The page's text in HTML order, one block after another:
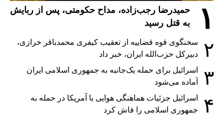
۱
حمیدرضا رجب‌زاده، مداح حکومتی، پس از ربایش
به قتل رسید
۲
سخنگوی قوه قضاییه از تعقیب کیفری محمدباقر خرازی،
دبیر‌کل حزب‌الله ایران، خبر داد
۳
اسرائیل برای حمله یک‌جانبه به جمهوری اسلامی ایران
آماده می‌شود
۴
اسرائیل جزئیات هماهنگی هوایی با آمریکا در حمله به
جمهوری اسلامی را فاش کرد